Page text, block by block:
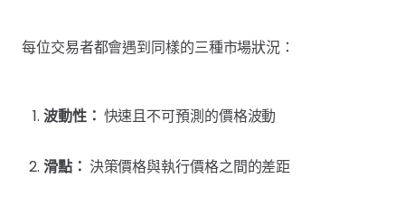
每位交易者都會遇到同樣的三種市場狀況：
波動性： 快速且不可預測的價格波動
滑點： 決策價格與執行價格之間的差距